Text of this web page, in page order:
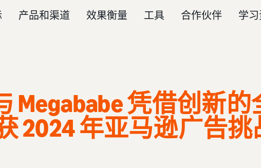
产品和渠道 效果衡量 工具 合作伙伴 学
Megababe 凭借创新
2024 年亚马逊广告挑